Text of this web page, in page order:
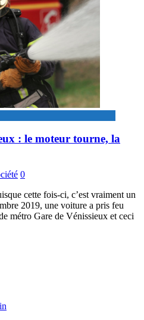
: le moteur tourne, la
0
cette fois-ci, c’est vraiment un
2019, une voiture a pris feu
métro Gare de Vénissieux et ceci